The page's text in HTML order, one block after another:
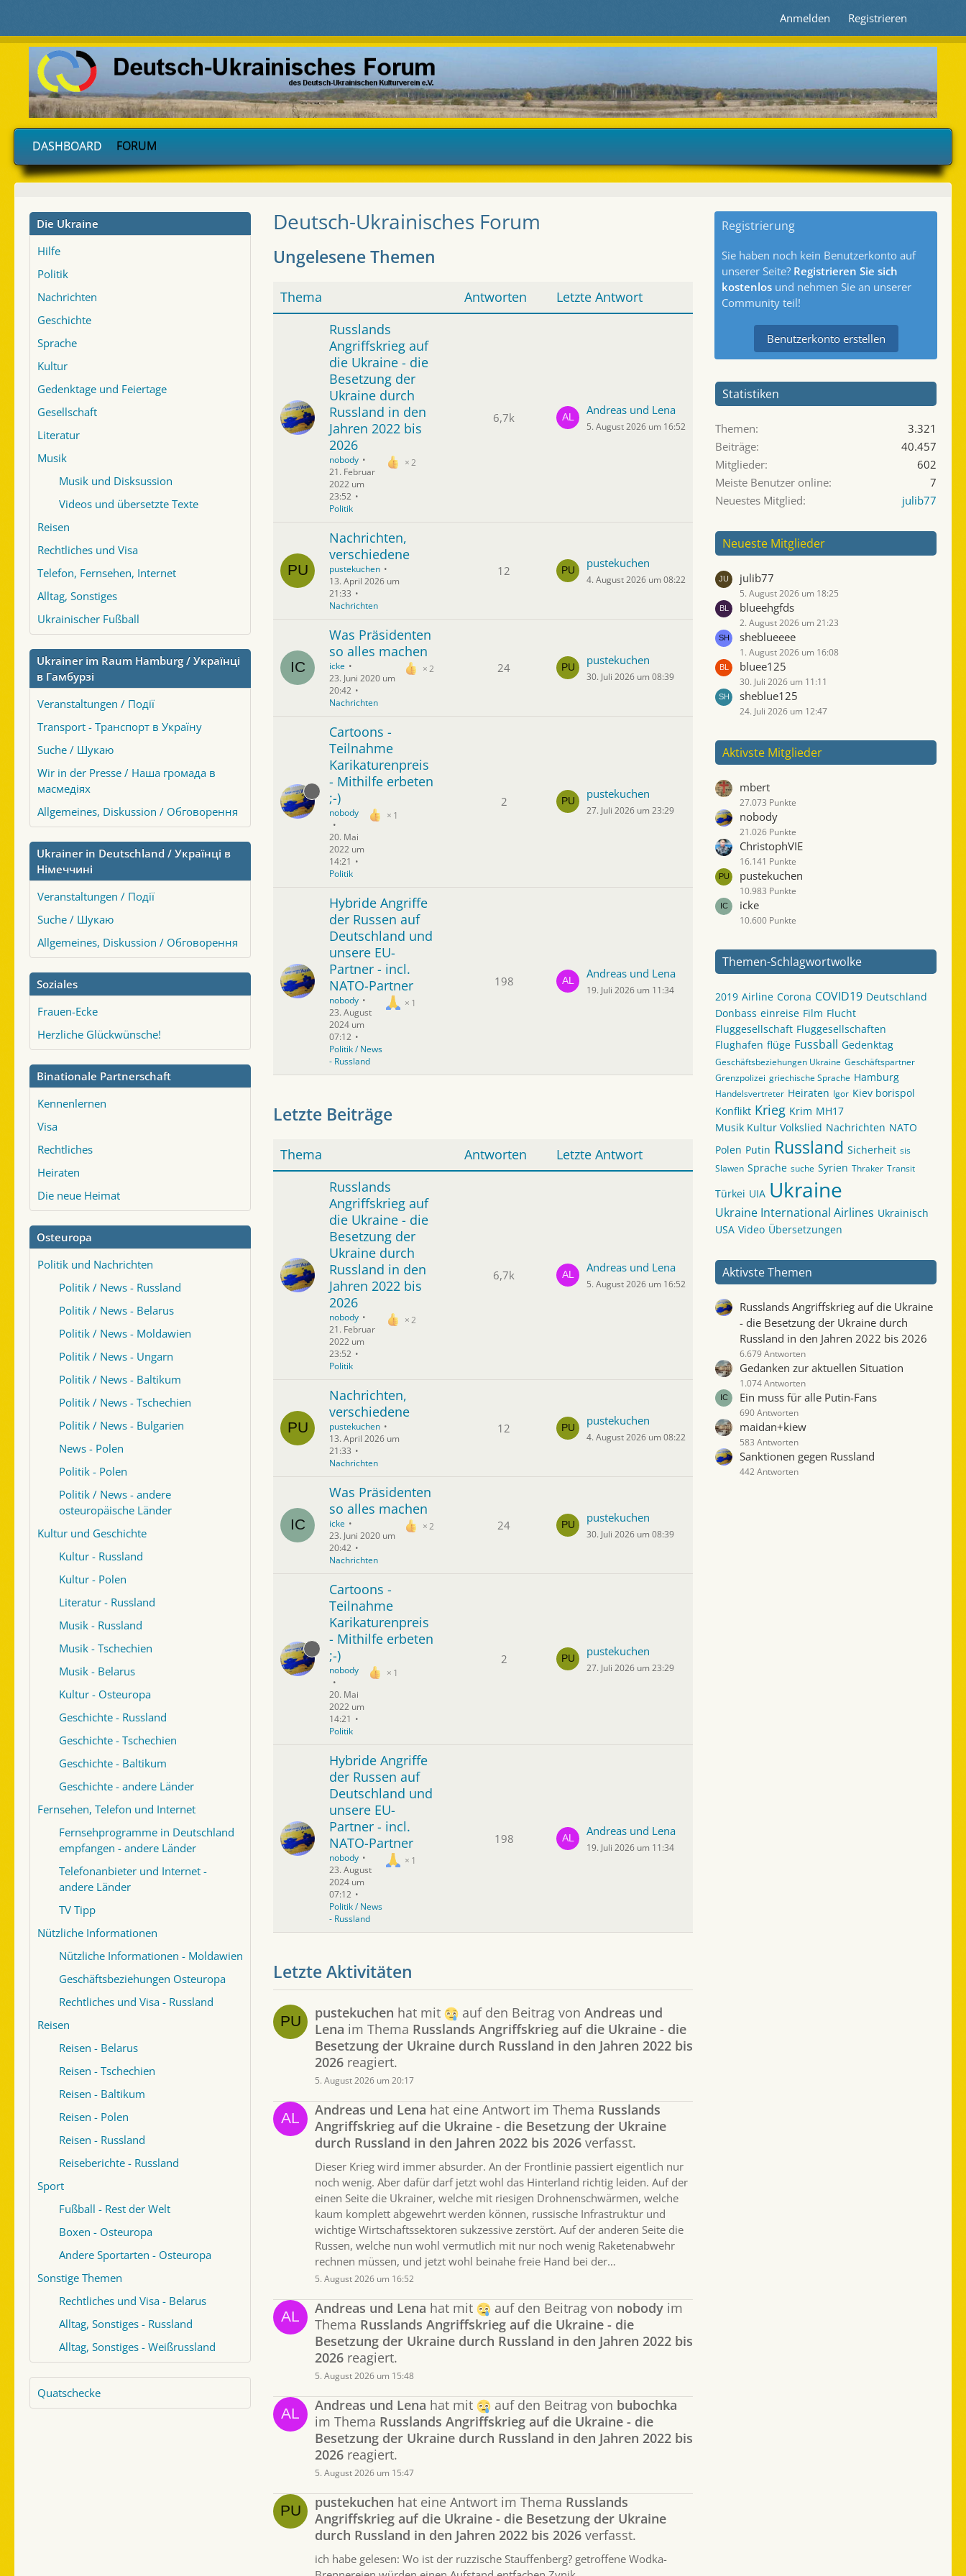
Anmelden Registrieren
DASHBOARD FORUM
Die Ukraine
Hilfe
Politik
Nachrichten
Geschichte
Sprache
Kultur
Gedenktage und Feiertage
Gesellschaft
Literatur
Musik
Musik und Disksussion
Videos und übersetzte Texte
Reisen
Rechtliches und Visa
Telefon, Fernsehen, Internet
Alltag, Sonstiges
Ukrainischer Fußball
Ukrainer im Raum Hamburg / Українці
в Гамбурзі
Veranstaltungen / Події
Transport - Транспорт в Україну
Suche / Шукаю
Wir in der Presse / Наша громада в
масмедіях
Allgemeines, Diskussion / Обговорення
Ukrainer in Deutschland / Українці в
Німеччині
Veranstaltungen / Події
Suche / Шукаю
Allgemeines, Diskussion / Обговорення
Soziales
Frauen-Ecke
Herzliche Glückwünsche!
Binationale Partnerschaft
Kennenlernen
Visa
Rechtliches
Heiraten
Die neue Heimat
Osteuropa
Politik und Nachrichten
Politik / News - Russland
Politik / News - Belarus
Politik / News - Moldawien
Politik / News - Ungarn
Politik / News - Baltikum
Politik / News - Tschechien
Politik / News - Bulgarien
News - Polen
Politik - Polen
Politik / News - andere
osteuropäische Länder
Kultur und Geschichte
Kultur - Russland
Kultur - Polen
Literatur - Russland
Musik - Russland
Musik - Tschechien
Musik - Belarus
Kultur - Osteuropa
Geschichte - Russland
Geschichte - Tschechien
Geschichte - Baltikum
Geschichte - andere Länder
Fernsehen, Telefon und Internet
Fernsehprogramme in Deutschland
empfangen - andere Länder
Telefonanbieter und Internet -
andere Länder
TV Tipp
Nützliche Informationen
Nützliche Informationen - Moldawien
Geschäftsbeziehungen Osteuropa
Rechtliches und Visa - Russland
Reisen
Reisen - Belarus
Reisen - Tschechien
Reisen - Baltikum
Reisen - Polen
Reisen - Russland
Reiseberichte - Russland
Sport
Fußball - Rest der Welt
Boxen - Osteuropa
Andere Sportarten - Osteuropa
Sonstige Themen
Rechtliches und Visa - Belarus
Alltag, Sonstiges - Russland
Alltag, Sonstiges - Weißrussland
Quatschecke
Deutsch-Ukrainisches Forum
Ungelesene Themen
Thema Antworten
Letzte Antwort
Russlands
Angriffskrieg auf
die Ukraine - die
Besetzung der
Ukraine durch
Russland in den
Jahren 2022 bis
2026
2
nobody
21. Februar
2022 um
23:52
Politik
6,7k
Andreas und Lena
5. August 2026 um 16:52
Nachrichten,
verschiedene
pustekuchen
13. April 2026 um
21:33
Nachrichten
12
pustekuchen
4. August 2026 um 08:22
Was Präsidenten
so alles machen
2
icke
23. Juni 2020 um
20:42
Nachrichten
24
pustekuchen
30. Juli 2026 um 08:39
Cartoons -
Teilnahme
Karikaturenpreis
- Mithilfe erbeten
;-)
1
nobody
20. Mai
2022 um
14:21
Politik
2
pustekuchen
27. Juli 2026 um 23:29
Hybride Angriffe
der Russen auf
Deutschland und
unsere EU-
Partner - incl.
NATO-Partner
1
nobody
23. August
2024 um
07:12
Politik / News
- Russland
198
Andreas und Lena
19. Juli 2026 um 11:34
Letzte Beiträge
Thema Antworten
Letzte Antwort
Russlands
Angriffskrieg auf
die Ukraine - die
Besetzung der
Ukraine durch
Russland in den
Jahren 2022 bis
2026
2
nobody
21. Februar
2022 um
23:52
Politik
6,7k
Andreas und Lena
5. August 2026 um 16:52
Nachrichten,
verschiedene
pustekuchen
13. April 2026 um
21:33
Nachrichten
12
pustekuchen
4. August 2026 um 08:22
Was Präsidenten
so alles machen
2
icke
23. Juni 2020 um
20:42
Nachrichten
24
pustekuchen
30. Juli 2026 um 08:39
Cartoons -
Teilnahme
Karikaturenpreis
- Mithilfe erbeten
;-)
1
nobody
20. Mai
2022 um
14:21
Politik
2
pustekuchen
27. Juli 2026 um 23:29
Hybride Angriffe
der Russen auf
Deutschland und
unsere EU-
Partner - incl.
NATO-Partner
1
nobody
23. August
2024 um
07:12
Politik / News
- Russland
198
Andreas und Lena
19. Juli 2026 um 11:34
Letzte Aktivitäten
pustekuchen hat mit auf den Beitrag von Andreas und
Lena im Thema Russlands Angriffskrieg auf die Ukraine - die
Besetzung der Ukraine durch Russland in den Jahren 2022 bis
2026 reagiert.
5. August 2026 um 20:17
Andreas und Lena hat eine Antwort im Thema Russlands
Angriffskrieg auf die Ukraine - die Besetzung der Ukraine
durch Russland in den Jahren 2022 bis 2026 verfasst.
Dieser Krieg wird immer absurder. An der Frontlinie passiert eigentlich nur
noch wenig. Aber dafür darf jetzt wohl das Hinterland richtig leiden. Auf der
einen Seite die Ukrainer, welche mit riesigen Drohnenschwärmen, welche
kaum komplett abgewehrt werden können, russische Infrastruktur und
wichtige Wirtschaftssektoren sukzessive zerstört. Auf der anderen Seite die
Russen, welche nun wohl vermutlich mit nur noch wenig Raketenabwehr
rechnen müssen, und jetzt wohl beinahe freie Hand bei der…
5. August 2026 um 16:52
Andreas und Lena hat mit auf den Beitrag von nobody im
Thema Russlands Angriffskrieg auf die Ukraine - die
Besetzung der Ukraine durch Russland in den Jahren 2022 bis
2026 reagiert.
5. August 2026 um 15:48
Andreas und Lena hat mit auf den Beitrag von bubochka
im Thema Russlands Angriffskrieg auf die Ukraine - die
Besetzung der Ukraine durch Russland in den Jahren 2022 bis
2026 reagiert.
5. August 2026 um 15:47
pustekuchen hat eine Antwort im Thema Russlands
Angriffskrieg auf die Ukraine - die Besetzung der Ukraine
durch Russland in den Jahren 2022 bis 2026 verfasst.
ich habe gelesen: Wo ist der ruzzische Stauffenberg? getroffene Wodka-
Registrierung
Sie haben noch kein Benutzerkonto auf
unserer Seite? Registrieren Sie sich
kostenlos und nehmen Sie an unserer
Community teil!
Benutzerkonto erstellen
Statistiken
Themen
3.321
Beiträge
40.457
Mitglieder
602
Meiste Benutzer online
7
Neuestes Mitglied
julib77
Neueste Mitglieder
julib77
5. August 2026 um 18:25
blueehgfds
2. August 2026 um 21:23
sheblueeee
1. August 2026 um 16:08
bluee125
30. Juli 2026 um 11:11
sheblue125
24. Juli 2026 um 12:47
Aktivste Mitglieder
mbert
27.073 Punkte
nobody
21.026 Punkte
ChristophVIE
16.141 Punkte
pustekuchen
10.983 Punkte
icke
10.600 Punkte
Themen-Schlagwortwolke
2019 Airline Corona COVID19 Deutschland
Donbass einreise Film Flucht
Fluggesellschaft Fluggesellschaften
Flughafen flüge Fussball Gedenktag
Geschäftsbeziehungen Ukraine Geschäftspartner
Grenzpolizei griechische Sprache Hamburg
Handelsvertreter Heiraten Igor Kiev borispol
Konflikt Krieg Krim MH17
Musik Kultur Volkslied Nachrichten NATO
Polen Putin Russland Sicherheit sis
Slawen Sprache suche Syrien Thraker Transit
Türkei UIA Ukraine
Ukraine International Airlines Ukrainisch
USA Video Übersetzungen
Aktivste Themen
Russlands Angriffskrieg auf die Ukraine
- die Besetzung der Ukraine durch
Russland in den Jahren 2022 bis 2026
6.679 Antworten
Gedanken zur aktuellen Situation
1.074 Antworten
Ein muss für alle Putin-Fans
690 Antworten
maidan+kiew
583 Antworten
Sanktionen gegen Russland
442 Antworten